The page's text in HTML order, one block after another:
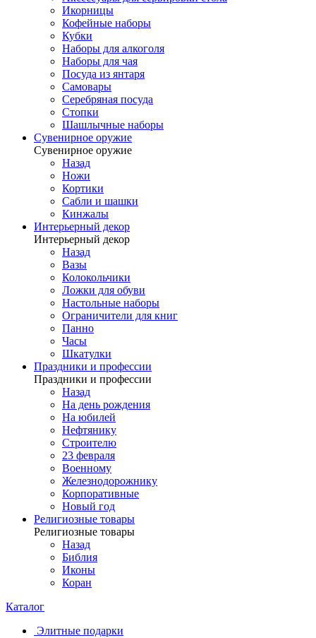
Икорницы
Кофейные наборы
Кубки
Наборы для алкоголя
Наборы для чая
Посуда из янтаря
Самовары
Серебряная посуда
Стопки
Шашлычные наборы
Сувенирное оружие
Сувенирное оружие
Назад
Ножи
Кортики
Сабли и шашки
Кинжалы
Интерьерный декор
Интерьерный декор
Назад
Вазы
Колокольчики
Ложки для обуви
Настольные наборы
Ограничители для книг
Панно
Часы
Шкатулки
Праздники и профессии
Праздники и профессии
Назад
На день рождения
На юбилей
Нефтянику
Строителю
23 февраля
Военному
Железнодорожнику
Корпоративные
Новый год
Религиозные товары
Религиозные товары
Назад
Библия
Иконы
Коран
Каталог
Элитные подарки